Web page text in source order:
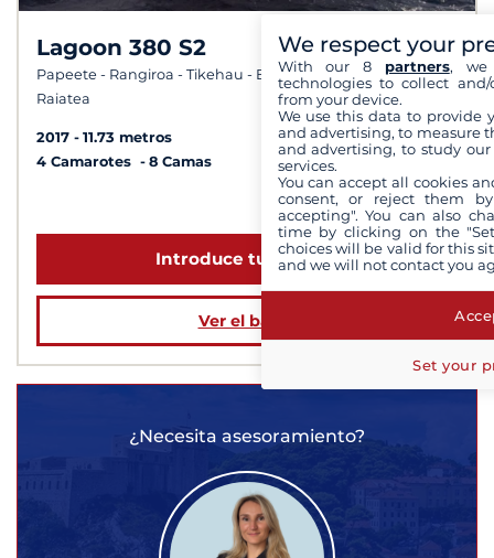
Lagoon 380 S2
Papeete - Rangiroa - Tikehau - Bora Bora -
Raiatea
7,9 /
10
2017
11.73 metros
4 Camarotes
8 Camas
a partir de 4 100 €
Introduce tus fechas
Ver el barco
¿Necesita asesoramiento?
We respect your
With our 8 partners, we
technologies to collect
from your device.
We use this data to provide
and advertising, to measure
and advertising, to study
services.
You can accept all cookies
consent, or reject them
accepting". You can also
time by clicking on the
choices will be valid for this
and we will not contact you
Set your